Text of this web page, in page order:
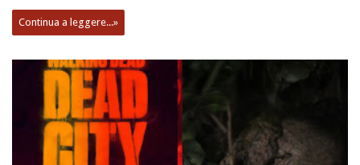
Continua a leggere...»